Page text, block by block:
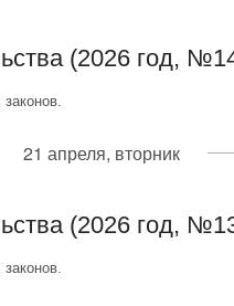
(2026 год,
21 апреля, вторник
(2026 год,